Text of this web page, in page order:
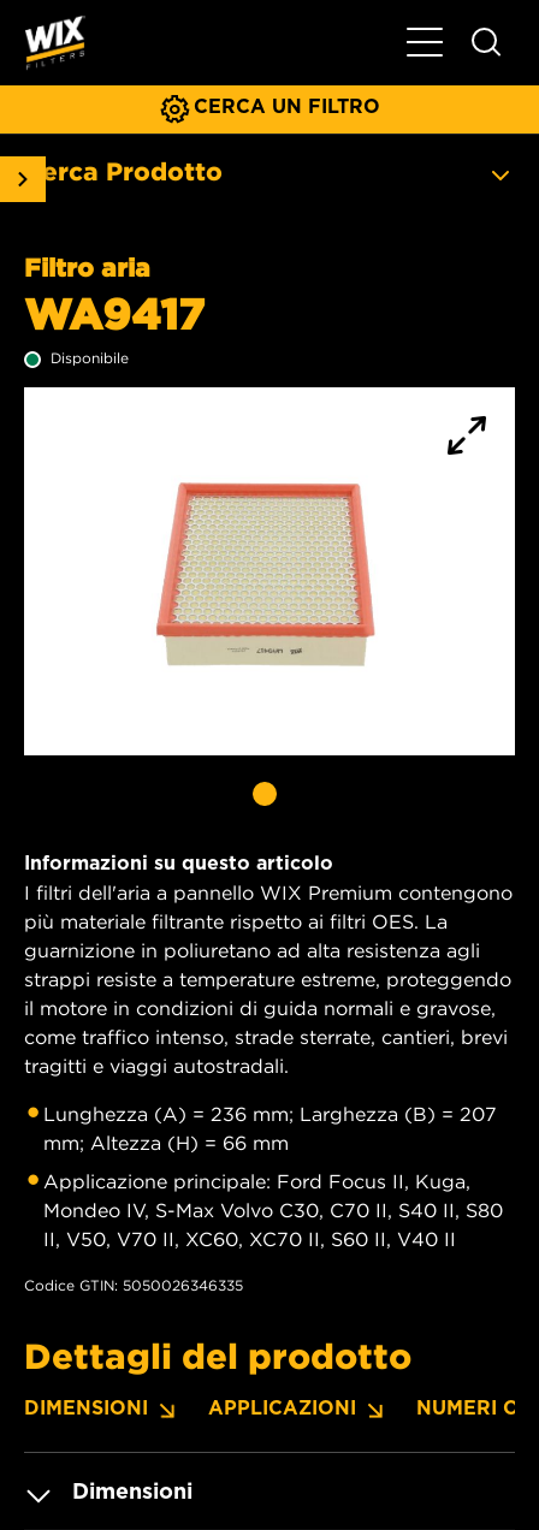
Menu
CERCA UN FILTRO
Cerca Prodotto
Filtro aria
WA9417
Disponibile
Informazioni su questo articolo
I filtri dell'aria a pannello WIX Premium contengono
più materiale filtrante rispetto ai filtri OES. La
guarnizione in poliuretano ad alta resistenza agli
strappi resiste a temperature estreme, proteggendo
il motore in condizioni di guida normali e gravose,
come traffico intenso, strade sterrate, cantieri, brevi
tragitti e viaggi autostradali.
Lunghezza (A) = 236 mm; Larghezza (B) = 207
mm; Altezza (H) = 66 mm
Applicazione principale: Ford Focus II, Kuga,
Mondeo IV, S-Max Volvo C30, C70 II, S40 II, S80
II, V50, V70 II, XC60, XC70 II, S60 II, V40 II
Codice GTIN: 5050026346335
Dettagli del prodotto
DIMENSIONI APPLICAZIONI NUMERI OE
Dimensioni